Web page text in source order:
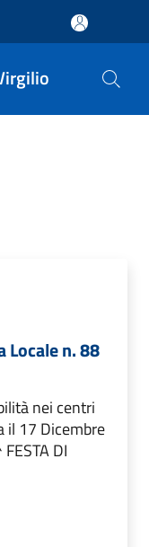
Locale n. 88
nei centri
il 17 Dicembre
DI